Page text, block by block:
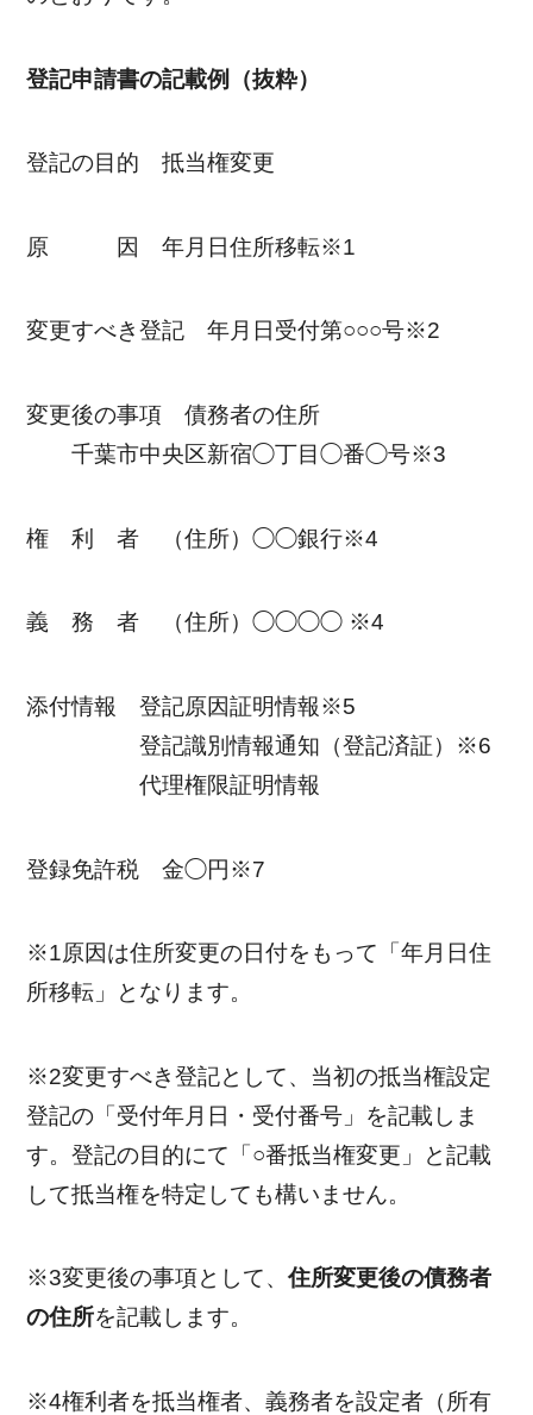
登記申請書の記載例（抜粋）
登記の目的 抵当権変更
原 因 年月日住所移転※1
変更すべき登記 年月日受付第○○○号※2
変更後の事項 債務者の住所
千葉市中央区新宿◯丁目◯番◯号※3
権 利 者 （住所）◯◯銀行※4
義 務 者 （住所）◯◯◯◯ ※4
添付情報 登記原因証明情報※5
登記識別情報通知（登記済証）※6
代理権限証明情報
登録免許税 金◯円※7
※1原因は住所変更の日付をもって「年月日住
所移転」となります。
※2変更すべき登記として、当初の抵当権設定
登記の「受付年月日・受付番号」を記載しま
す。登記の目的にて「○番抵当権変更」と記載
して抵当権を特定しても構いません。
※3変更後の事項として、住所変更後の債務者
の住所を記載します。
※4権利者を抵当権者、義務者を設定者（所有